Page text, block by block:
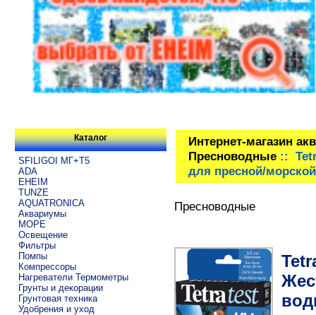
Каталог
SFILIGOI МГ+Т5
ADA
EHEIM
TUNZE
AQUATRONICA
Аквариумы
МОРЕ
Освещение
Фильтры
Помпы
Компрессоры
Нагреватели Термометры
Грунты и декорации
Грунтовая техника
Удобрения и уход
Интернет-магазин
Пресноводные::
для пресной/
Пресноводные